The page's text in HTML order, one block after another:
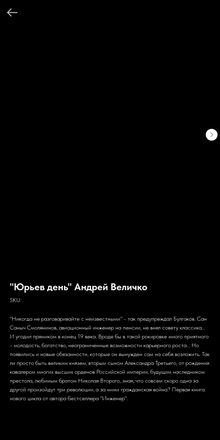
"Юрьев день" Андрей Величко
SKU:
"Никогда не разговаривайте с неизвестными" - так предупреждал Булгаков. Сан
Саныч Смолянинов, авиационный инженер на пенсии, не внял совету классика…
И угодил прямиком в конец 19 века. Вроде бы в такой рокировке много приятного
- молодость, богатство, неограниченные возможности карьерного роста… Но
появились и новые обязанности, которые он вынужден сам на себя возложить. Так
ли просто быть великим князем, вторым сыном Александра Третьего, от рождения
кавалером многих высших орденов Российской империи, будущим наследником
престола, любимым братом Николая Второго, зная, что совсем скоро одна за
другой произойдут три революции, а за ними гражданская война? Первая книга
нового цикла от автора бестселлера "Инженер".